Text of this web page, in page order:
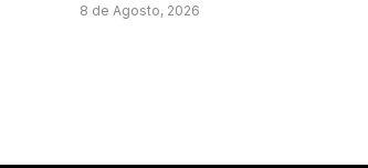
8 de Agosto, 2026